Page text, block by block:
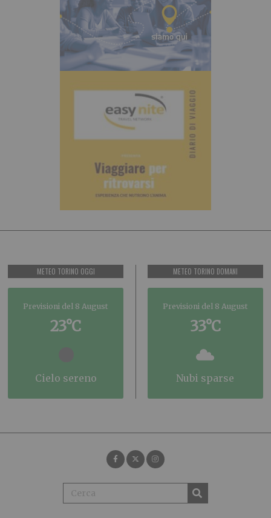
METEO TORINO OGGI
Previsioni del 8 August
23°C
cielo sereno
METEO TORINO DOMANI
Previsioni del 8 August
33°C
nubi sparse